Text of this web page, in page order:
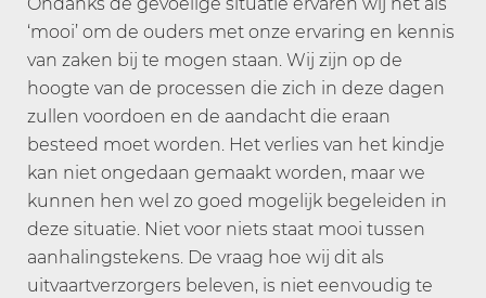
‘mooi’ om de ouders met onze ervaring en kennis
van zaken bij te mogen staan. Wij zijn op de
hoogte van de processen die zich in deze dagen
zullen voordoen en de aandacht die eraan
besteed moet worden. Het verlies van het kindje
kan niet ongedaan gemaakt worden, maar we
kunnen hen wel zo goed mogelijk begeleiden in
deze situatie. Niet voor niets staat mooi tussen
aanhalingstekens. De vraag hoe wij dit als
uitvaartverzorgers beleven, is niet eenvoudig te